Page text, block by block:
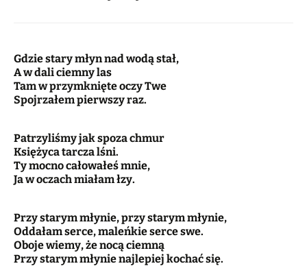
Gdzie stary młyn nad wodą stał,
A w dali ciemny las
Tam w przymknięte oczy Twe
Spojrzałem pierwszy raz.
Patrzyliśmy jak spoza chmur
Księżyca tarcza lśni.
Ty mocno całowałeś mnie,
Ja w oczach miałam łzy.
Przy starym młynie, przy starym młynie,
Oddałam serce, maleńkie serce swe.
Oboje wiemy, że nocą ciemną
Przy starym młynie najlepiej kochać się.